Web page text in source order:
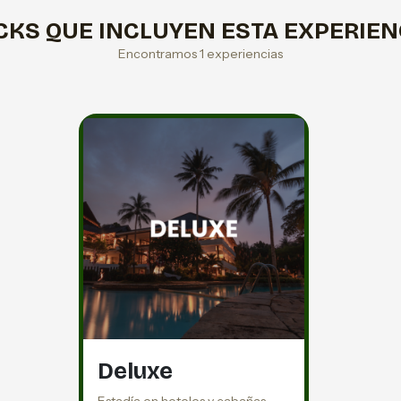
QUE INCLUYEN ESTA
Encontramos 1 experiencias
Deluxe